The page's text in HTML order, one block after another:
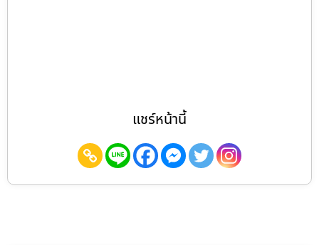
แชร์หน้านี้